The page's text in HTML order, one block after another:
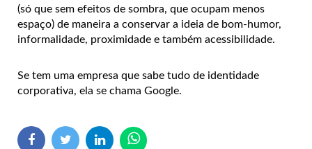
(só que sem efeitos de sombra, que ocupam menos
espaço) de maneira a conservar a ideia de bom-humor,
informalidade, proximidade e também acessibilidade.
Se tem uma empresa que sabe tudo de identidade
corporativa, ela se chama Google.